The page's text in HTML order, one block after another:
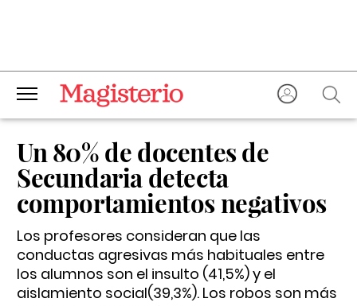
Un 80% de docentes de
Secundaria detecta
comportamientos negativos
Los profesores consideran que las
conductas agresivas más habituales entre
los alumnos son el insulto (41,5%) y el
aislamiento social(39,3%). Los robos son más